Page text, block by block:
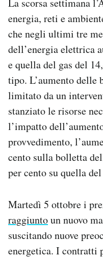
La scorsa settimana
energia, reti e
che negli ultimi tre
dell’energia elettrica
e quella del gas del
tipo. L’aumento delle
limitato da un
stanziato le risorse
l’impatto
provvedimento,
cento sulla bolletta
per cento su quella del
Martedì 5 ottobre i
raggiuntoun nuovo
suscitando nuove
energetica. I contratti